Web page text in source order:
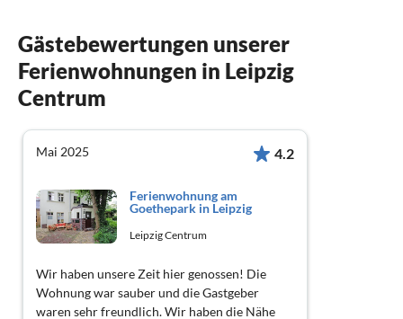
Gästebewertungen unserer
Ferienwohnungen in Leipzig
Centrum
Mai 2025 4.2
Ferienwohnung am
Goethepark in Leipzig
Leipzig Centrum
Wir haben unsere Zeit hier genossen! Die
Wohnung war sauber und die Gastgeber
waren sehr freundlich. Wir haben die Nähe